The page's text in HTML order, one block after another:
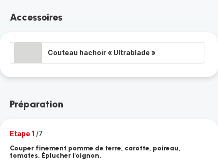
Accessoires
Couteau hachoir « Ultrablade »
Préparation
Etape 1 /7
Couper finement pomme de terre, carotte, poireau,
tomates. Éplucher l'oignon.